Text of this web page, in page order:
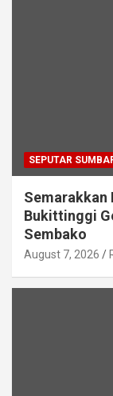
SEPUTAR
Semarakkan
Bukittinggi
Sembako
August 7, 2026